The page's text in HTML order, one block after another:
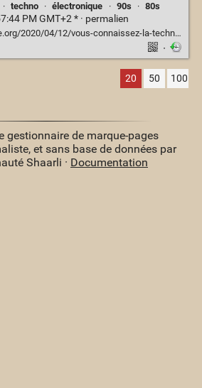
· techno · électronique · 90s · 80s
PM GMT+2 * · permalien
2020/04/12/vous-connaissez-la-techno-belge/
·
20 50 100
gestionnaire de marque-pages
et sans base de données par
Shaarli · Documentation